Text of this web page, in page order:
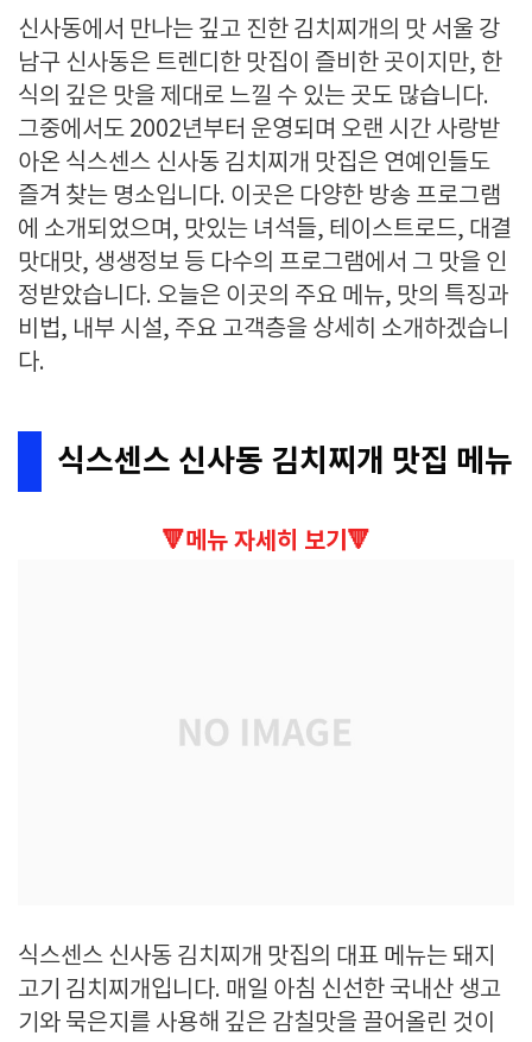
신사동에서 만나는 깊고 진한 김치찌개의 맛 서울 강
남구 신사동은 트렌디한 맛집이 즐비한 곳이지만, 한
식의 깊은 맛을 제대로 느낄 수 있는 곳도 많습니다.
그중에서도 2002년부터 운영되며 오랜 시간 사랑받
아온 식스센스 신사동 김치찌개 맛집은 연예인들도
즐겨 찾는 명소입니다. 이곳은 다양한 방송 프로그램
에 소개되었으며, 맛있는 녀석들, 테이스트로드, 대결
맛대맛, 생생정보 등 다수의 프로그램에서 그 맛을 인
정받았습니다. 오늘은 이곳의 주요 메뉴, 맛의 특징과
비법, 내부 시설, 주요 고객층을 상세히 소개하겠습니
다.
식스센스 신사동 김치찌개 맛집 메뉴
🔻메뉴 자세히 보기🔻
식스센스 신사동 김치찌개 맛집의 대표 메뉴는 돼지
고기 김치찌개입니다. 매일 아침 신선한 국내산 생고
기와 묵은지를 사용해 깊은 감칠맛을 끌어올린 것이